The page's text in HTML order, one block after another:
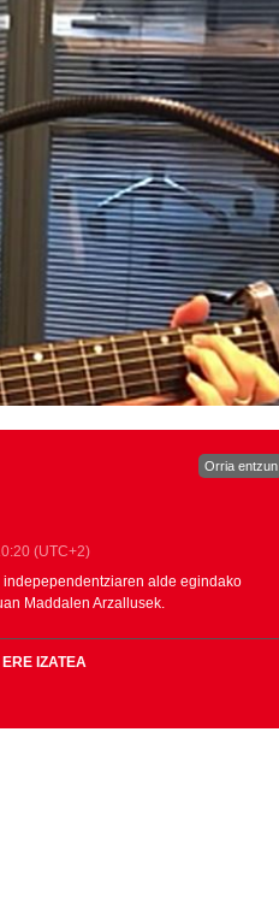
Orria entzun
(UTC+2)
alde egindako
Maddalen Arzallusek.
IZATEA